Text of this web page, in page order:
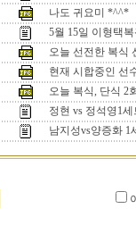
나도 귀요미 *^^*
5월 15일 이형택
오늘 선전한 복식
현재 시합중인 선
오늘 복식, 단식 2
정현 vs 정석영1
남지성vs양증화 1